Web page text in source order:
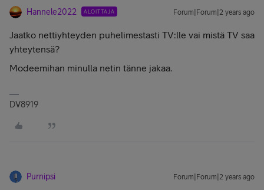
Hannele2022 ALOITTAJA Forum|Forum|2 years ago
Jaatko nettiyhteyden puhelimestasti TV:lle vai mistä TV saa
yhteytensä?
Modeemihan minulla netin tänne jakaa.
DV8919
Purnipsi Forum|Forum|2 years ago